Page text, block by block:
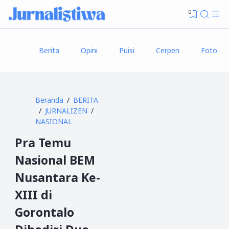
0
Berita Opini Puisi Cerpen Foto
Beranda
BERITA
JURNALIZEN
NASIONAL
Pra Temu
Nasional BEM
Nusantara Ke-
XIII di
Gorontalo